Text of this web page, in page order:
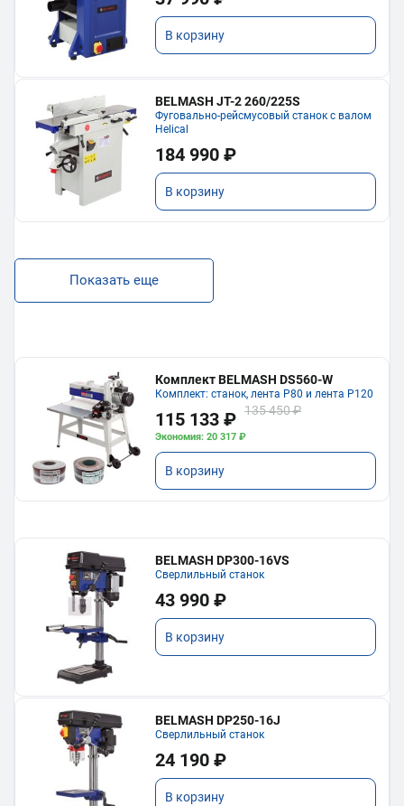
В корзину
BELMASH JT-2 260/225S
Фуговально-рейсмусовый станок с валом
Helical
184 990 ₽
В корзину
Показать еще
Комплект BELMASH DS560-W
Комплект: станок, лента P80 и лента P120
115 133 ₽ 135 450 ₽
Экономия: 20 317 ₽
В корзину
BELMASH DP300-16VS
Сверлильный станок
43 990 ₽
В корзину
BELMASH DP250-16J
Сверлильный станок
24 190 ₽
В корзину